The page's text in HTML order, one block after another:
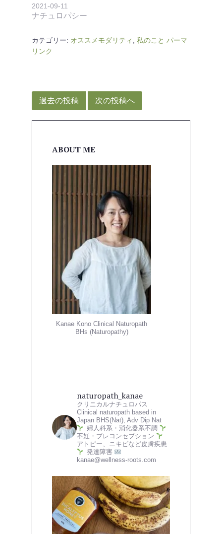
ACNT改めTorre…
2021-09-11
ナチュロパシー
カテゴリー: オススメモダリティ , 私のこと パーマ
リンク
稿
ナ
過去の投稿 次の投稿へ
ABOUT ME
Kanae Kono Clinical Naturopath
BHs (Naturopathy)
naturopath_kanae
クリニカルナチュロパス
Clinical naturopath based in
Japan BHS(Nat), Adv Dip Nat
婦人科系・消化器系不調
不妊・プレコンセプション
アトピー、ニキビなど皮膚疾患
発達障害
kanae@wellness-roots.com